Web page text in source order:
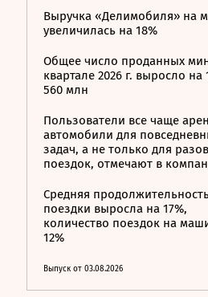
Выручка «Делимобиля» на
увеличилась на 18%
Общее число проданных
квартале 2026 г. выросло на
560 млн
Пользователи все чаще
автомобили для
задач, а не только для
поездок, отмечают в
Средняя
поездки выросла на 17%,
количество поездок на
12%
Выпуск от 03.08.2026